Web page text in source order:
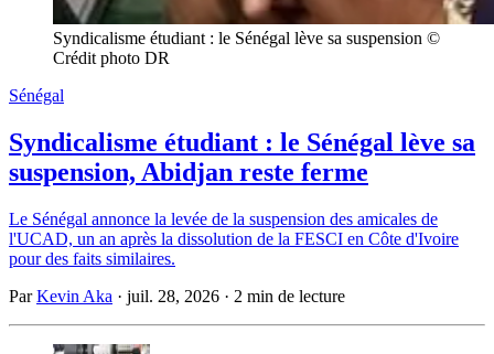
Syndicalisme étudiant : le Sénégal lève sa suspension ©
Crédit photo DR
Sénégal
Syndicalisme étudiant : le Sénégal lève sa
suspension, Abidjan reste ferme
Le Sénégal annonce la levée de la suspension des amicales de
l'UCAD, un an après la dissolution de la FESCI en Côte d'Ivoire
pour des faits similaires.
ParKevin Aka · juil. 28, 2026 · 2 min de lecture